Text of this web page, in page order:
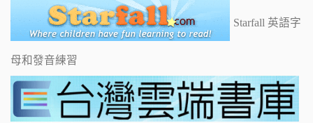
Starfall 英語字
母和發音練習